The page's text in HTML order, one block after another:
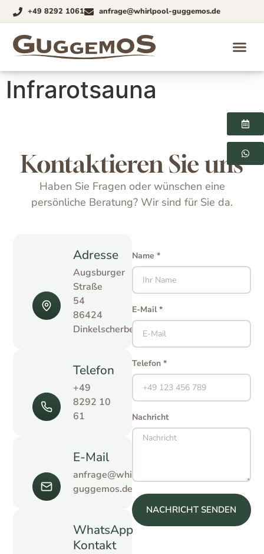
+49 8292 1061 anfrage@whirlpool-guggemos.de
Infrarotsauna
Kontaktieren Sie uns
Haben Sie Fragen oder wünschen eine
persönliche Beratung? Wir sind für Sie da.
Adresse
Augsburger
Straße
54
86424
Dinkelscherben
Telefon
+49
8292 10
61
E-Mail
anfrage@whirlpool-
guggemos.de
WhatsApp
Kontakt
Name *
E-Mail *
Telefon *
Nachricht
NACHRICHT SENDEN